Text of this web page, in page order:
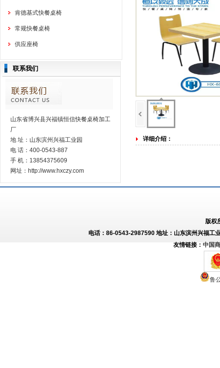
肯德基式快餐桌椅
常规快餐桌椅
供应座椅
联系我们
山东省博兴县兴福镇恒信快餐桌椅加工
厂
地 址：山东滨州兴福工业园
电 话：400-0543-887
手 机：13854375609
网址：http://www.hxczy.com
详细介绍：
版权
电话：86-0543-2987590 地址：山东滨州兴福工
友情链接： 中国
鲁